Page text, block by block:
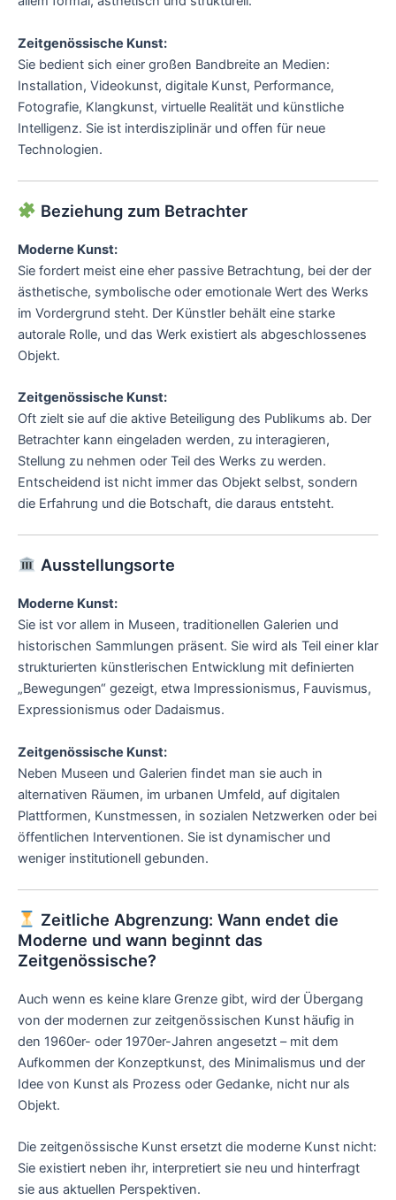
Zeitgenössische Kunst:
Sie bedient sich einer großen Bandbreite an Medien:
Installation, Videokunst, digitale Kunst, Performance,
Fotografie, Klangkunst, virtuelle Realität und künstliche
Intelligenz. Sie ist interdisziplinär und offen für neue
Technologien.
Beziehung zum Betrachter
Moderne Kunst:
Sie fordert meist eine eher passive Betrachtung, bei der der
ästhetische, symbolische oder emotionale Wert des Werks
im Vordergrund steht. Der Künstler behält eine starke
autorale Rolle, und das Werk existiert als abgeschlossenes
Objekt.
Zeitgenössische Kunst:
Oft zielt sie auf die aktive Beteiligung des Publikums ab. Der
Betrachter kann eingeladen werden, zu interagieren,
Stellung zu nehmen oder Teil des Werks zu werden.
Entscheidend ist nicht immer das Objekt selbst, sondern
die Erfahrung und die Botschaft, die daraus entsteht.
Ausstellungsorte
Moderne Kunst:
Sie ist vor allem in Museen, traditionellen Galerien und
historischen Sammlungen präsent. Sie wird als Teil einer klar
strukturierten künstlerischen Entwicklung mit definierten
„Bewegungen“ gezeigt, etwa Impressionismus, Fauvismus,
Expressionismus oder Dadaismus.
Zeitgenössische Kunst:
Neben Museen und Galerien findet man sie auch in
alternativen Räumen, im urbanen Umfeld, auf digitalen
Plattformen, Kunstmessen, in sozialen Netzwerken oder bei
öffentlichen Interventionen. Sie ist dynamischer und
weniger institutionell gebunden.
Zeitliche Abgrenzung: Wann endet die
Moderne und wann beginnt das
Zeitgenössische?
Auch wenn es keine klare Grenze gibt, wird der Übergang
von der modernen zur zeitgenössischen Kunst häufig in
den 1960er- oder 1970er-Jahren angesetzt – mit dem
Aufkommen der Konzeptkunst, des Minimalismus und der
Idee von Kunst als Prozess oder Gedanke, nicht nur als
Objekt.
Die zeitgenössische Kunst ersetzt die moderne Kunst nicht:
Sie existiert neben ihr, interpretiert sie neu und hinterfragt
sie aus aktuellen Perspektiven.